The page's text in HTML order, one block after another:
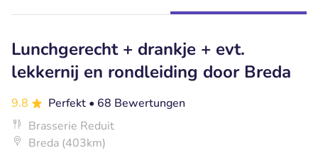
Lunchgerecht + drankje + evt.
lekkernij en rondleiding door Breda
9.8 Perfekt • 68 Bewertungen
Brasserie Reduit
Breda (403km)